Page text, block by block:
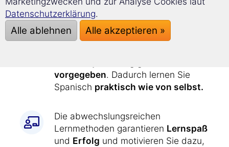
Spanisch lernen war noch nie so
einfach wie jetzt:
vorgegeben. Dadurch lernen Sie
Spanisch praktisch wie von selbst.
Die abwechslungsreichen
Lernmethoden garantieren Lernspaß
und Erfolg und motivieren Sie dazu,
Datenschutzerklärung.
Alle ablehnen Alle akzeptieren »